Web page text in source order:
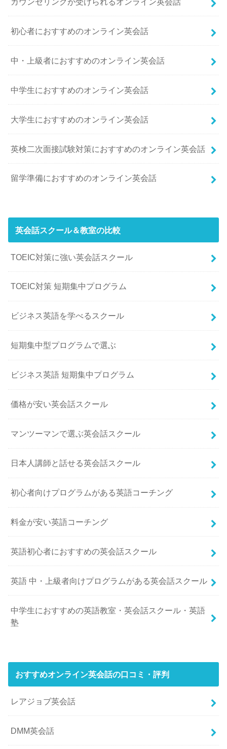
初心者におすすめのオンライン英会話
中・上級者におすすめのオンライン英会話
中学生におすすめのオンライン英会話
大学生におすすめのオンライン英会話
英検二次面接試験対策におすすめのオンライン英会話
留学準備におすすめのオンライン英会話
英会話スクール＆教室の比較
TOEIC対策に強い英会話スクール
TOEIC対策 短期集中プログラム
ビジネス英語を学べるスクール
短期集中型プログラムで選ぶ
ビジネス英語 短期集中プログラム
価格が安い英会話スクール
マンツーマンで選ぶ英会話スクール
日本人講師と話せる英会話スクール
初心者向けプログラムがある英語コーチング
料金が安い英語コーチング
英語初心者におすすめの英会話スクール
英語 中・上級者向けプログラムがある英会話スクール
中学生におすすめの英語教室・英会話スクール・英語
塾
おすすめオンライン英会話の口コミ・評判
レアジョブ英会話
DMM英会話